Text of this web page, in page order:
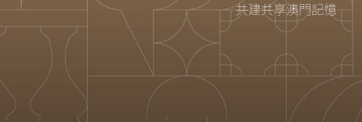
共建共享澳門記憶